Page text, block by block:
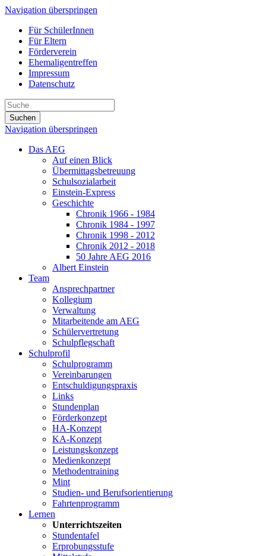
Navigation überspringen
Für SchülerInnen
Für Eltern
Förderverein
Ehemaligentreffen
Impressum
Datenschutz
Suchen
Navigation überspringen
Das AEG
Auf einen Blick
Übermittagsbetreuung
Schulsozialarbeit
Einstein-Express
Geschichte
Chronik 1966 - 1984
Chronik 1984 - 1997
Chronik 1998 - 2012
Chronik 2012 - 2018
50 Jahre AEG 2016
Albert Einstein
Team
Ansprechpartner
Kollegium
Verwaltung
Mitarbeitende am AEG
Schülervertretung
Schulpflegschaft
Schulprofil
Schulprogramm
Vereinbarungen
Entschuldigungspraxis
Links
Stundenplan
Förderkonzept
HA-Konzept
KA-Konzept
Leistungskonzept
Medienkonzept
Methodentraining
Mint
Studien- und Berufsorientierung
Fahrtenprogramm
Lernen
Unterrichtszeiten
Stundentafel
Erprobungsstufe